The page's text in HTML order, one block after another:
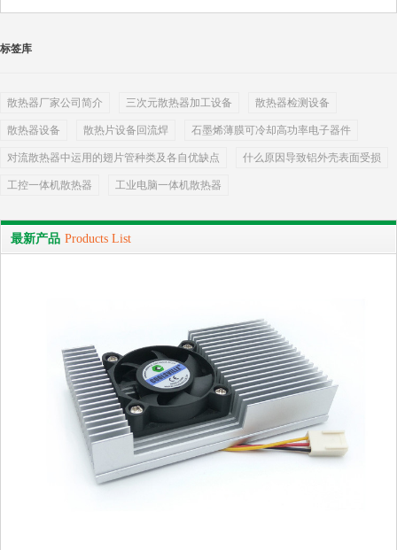
标签库
散热器厂家公司简介 三次元散热器加工设备 散热器检测设备
散热器设备 散热片设备回流焊 石墨烯薄膜可冷却高功率电子器件
对流散热器中运用的翅片管种类及各自优缺点 什么原因导致铝外壳表面受损
工控一体机散热器 工业电脑一体机散热器
最新产品 Products List